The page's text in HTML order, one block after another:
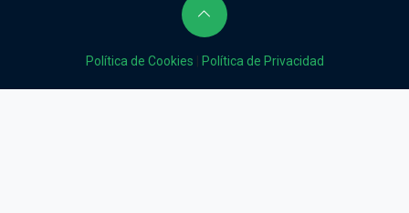
Política de Cookies Política de Privacidad